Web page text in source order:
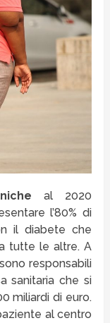
al 2020
l’80% di
il diabete che
tutte le altre. A
responsabili
sanitaria che si
miliardi di euro.
al centro